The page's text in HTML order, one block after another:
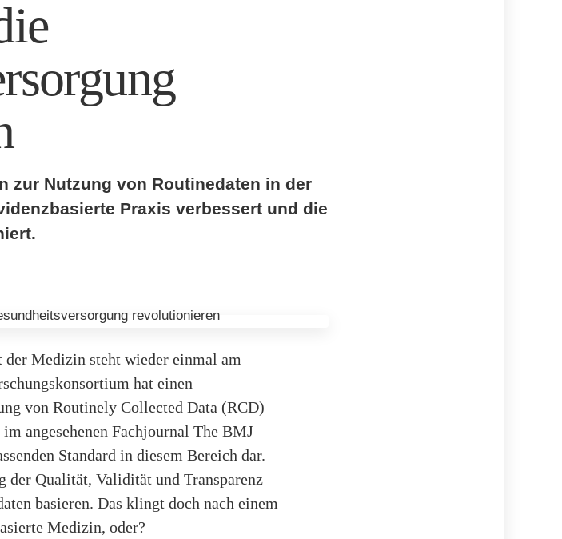
zur Nutzung von Routinedaten in der
Praxis verbessert und die
Medizin steht wieder einmal am
hat einen
von Routinely Collected Data (RCD)
angesehenen Fachjournal The BMJ
Standard in diesem Bereich dar.
der Qualität, Validität und Transparenz
basieren. Das klingt doch nach einem
Medizin, oder?